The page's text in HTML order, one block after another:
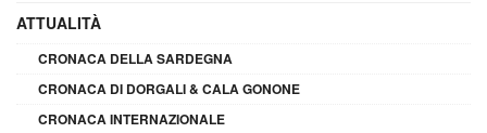
ATTUALITÀ
CRONACA DELLA SARDEGNA
CRONACA DI DORGALI & CALA GONONE
CRONACA INTERNAZIONALE